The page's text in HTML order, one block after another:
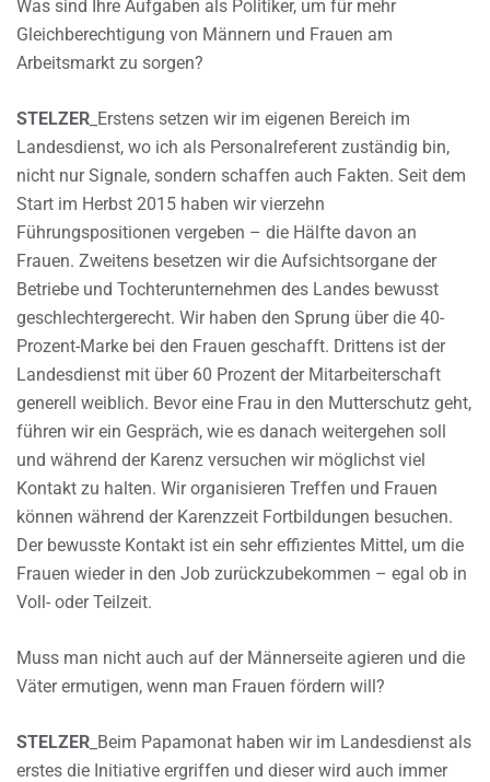
Was sind Ihre Aufgaben als Politiker, um für mehr
Gleichberechtigung von Männern und Frauen am
Arbeitsmarkt zu sorgen?
STELZER _Erstens setzen wir im eigenen Bereich im
Landesdienst, wo ich als Personalreferent zuständig bin,
nicht nur Signale, sondern schaffen auch Fakten. Seit dem
Start im Herbst 2015 haben wir vierzehn
Führungspositionen vergeben – die Hälfte davon an
Frauen. Zweitens besetzen wir die Aufsichtsorgane der
Betriebe und Tochterunternehmen des Landes bewusst
geschlechtergerecht. Wir haben den Sprung über die 40-
Prozent-Marke bei den Frauen geschafft. Drittens ist der
Landesdienst mit über 60 Prozent der Mitarbeiterschaft
generell weiblich. Bevor eine Frau in den Mutterschutz geht,
führen wir ein Gespräch, wie es danach weitergehen soll
und während der Karenz versuchen wir möglichst viel
Kontakt zu halten. Wir organisieren Treffen und Frauen
können während der Karenzzeit Fortbildungen besuchen.
Der bewusste Kontakt ist ein sehr effizientes Mittel, um die
Frauen wieder in den Job zurückzubekommen – egal ob in
Voll- oder Teilzeit.
Muss man nicht auch auf der Männerseite agieren und die
Väter ermutigen, wenn man Frauen fördern will?
STELZER _Beim Papamonat haben wir im Landesdienst als
erstes die Initiative ergriffen und dieser wird auch immer